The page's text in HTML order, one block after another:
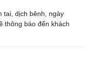
tai, dịch bênh, ngày
thông báo đến khách